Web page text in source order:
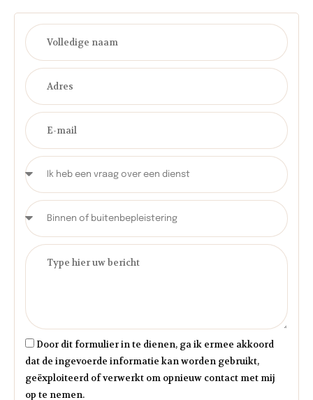
Door dit formulier in te dienen, ga ik ermee akkoord
dat de ingevoerde informatie kan worden gebruikt,
geëxploiteerd of verwerkt om opnieuw contact met mij
op te nemen.